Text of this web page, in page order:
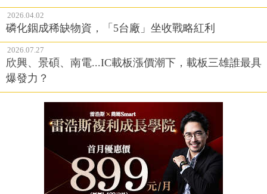
2026.04.02
磷化銦成稀缺物資，「5台廠」坐收戰略紅利
2026.07.27
欣興、景碩、南電...IC載板漲價潮下，載板三雄誰最具
爆發力？